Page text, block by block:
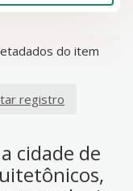
do item
registro
cidade de